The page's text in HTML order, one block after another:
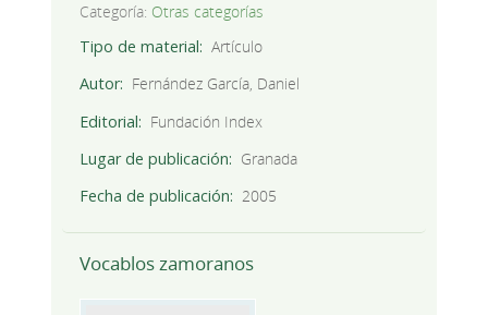
Categoría: Otras categorías
Tipo de material
Artículo
Autor
Fernández García, Daniel
Editorial
Fundación Index
Lugar de publicación
Granada
Fecha de publicación
2005
Vocablos zamoranos